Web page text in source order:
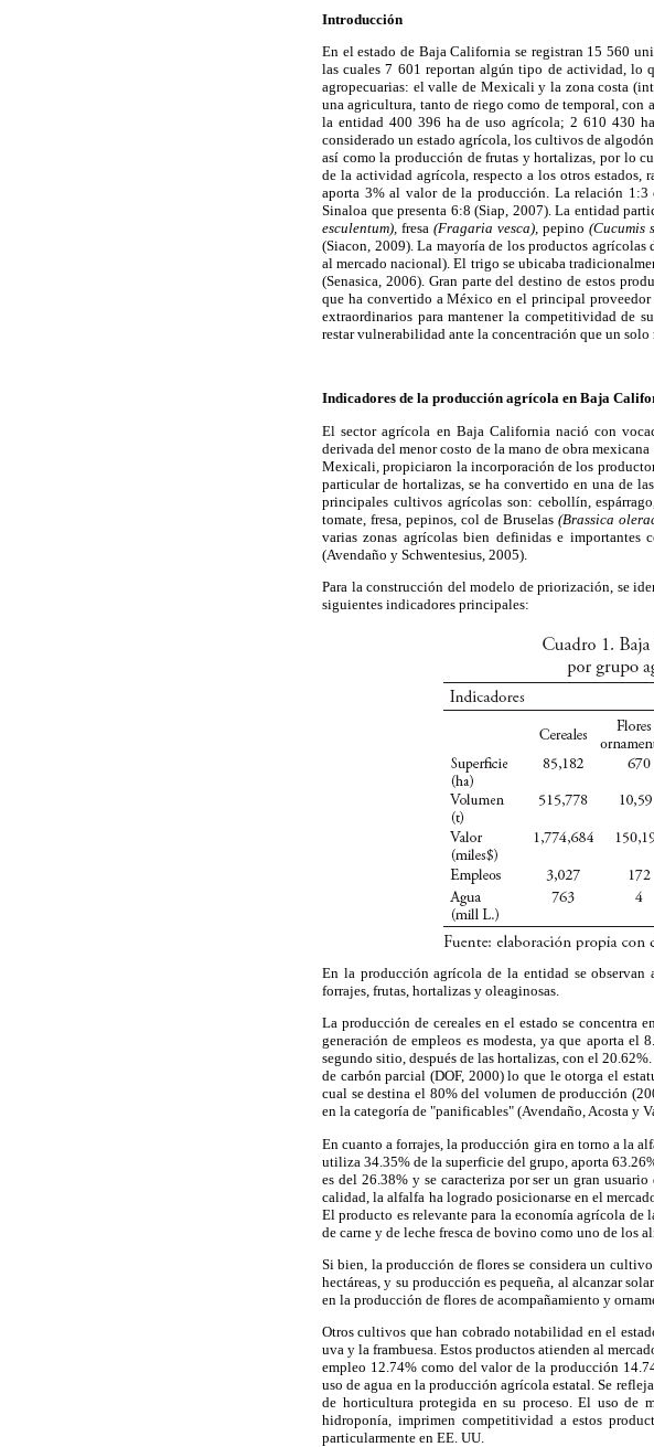
Introducción
En el estado de Baja California se registran 15 560
las cuales 7 601 reportan algún tipo de actividad, lo
agropecuarias: el valle de Mexicali y la zona costa
una agricultura, tanto de riego como de temporal,
la entidad 400 396 ha de uso agrícola; 2 610 430
considerado un estado agrícola, los cultivos de
así como la producción de frutas y hortalizas, por lo
de la actividad agrícola, respecto a los otros
aporta 3% al valor de la producción. La relación 1:3
Sinaloa que presenta 6:8 (Siap, 2007). La entidad
esculentum), fresa (Fragaria vesca),pepino (Cucumis
(Siacon, 2009). La mayoría de los productos
al mercado nacional). El trigo se ubicaba
(Senasica, 2006). Gran parte del destino de estos
que ha convertido a México en el principal
extraordinarios para mantener la competitividad de
restar vulnerabilidad ante la concentración que un
Indicadores de la producción agrícola en Baja
El sector agrícola en Baja California nació con
derivada del menor costo de la mano de obra
Mexicali, propiciaron la incorporación de los
particular de hortalizas, se ha convertido en una de
principales cultivos agrícolas son: cebollín,
tomate, fresa, pepinos, col de Bruselas (Brassica
varias zonas agrícolas bien definidas e
(Avendaño y Schwentesius, 2005).
Para la construcción del modelo de priorización, se
siguientes indicadores principales:
En la producción agrícola de la entidad se observan
forrajes, frutas, hortalizas y oleaginosas.
La producción de cereales en el estado se
generación de empleos es modesta, ya que aporta
segundo sitio, después de las hortalizas, con el
de carbón parcial (DOF, 2000) lo que le otorga el
cual se destina el 80% del volumen de producción
en la categoría de "panificables" (Avendaño, Acosta y
En cuanto a forrajes, la producción gira en torno a la
utiliza 34.35% de la superficie del grupo, aporta
es del 26.38% y se caracteriza por ser un gran
calidad, la alfalfa ha logrado posicionarse en el
El producto es relevante para la economía agrícola de
de carne y de leche fresca de bovino como uno de los
Si bien, la producción de flores se considera un
hectáreas, y su producción es pequeña, al alcanzar
en la producción de flores de acompañamiento y
Otros cultivos que han cobrado notabilidad en el
uva y la frambuesa. Estos productos atienden al
empleo 12.74% como del valor de la producción
uso de agua en la producción agrícola estatal. Se
de horticultura protegida en su proceso. El uso de
hidroponía, imprimen competitividad a estos
particularmente en EE. UU.